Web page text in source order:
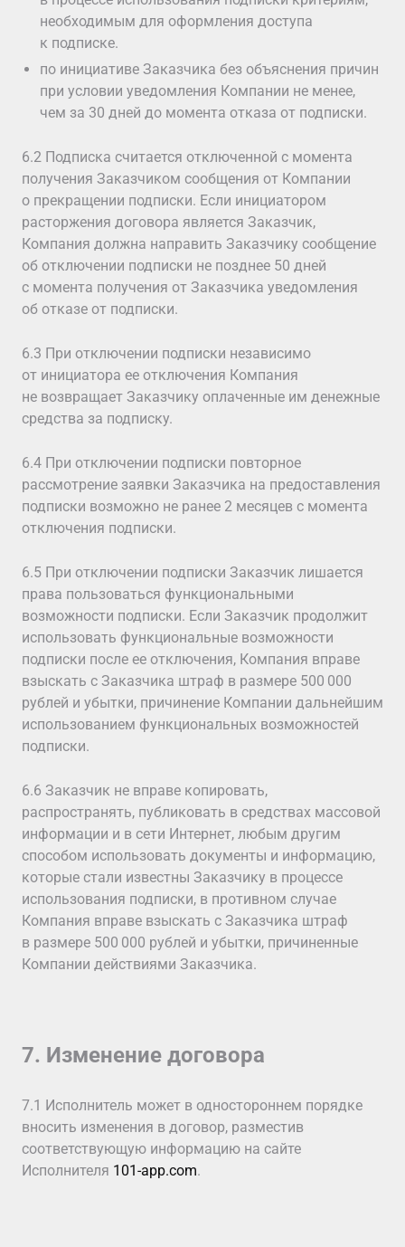
необходимым для оформления доступа
к подписке.
по инициативе Заказчика без объяснения причин
при условии уведомления Компании не менее,
чем за 30 дней до момента отказа от подписки.
6.2 Подписка считается отключенной с момента
получения Заказчиком сообщения от Компании
о прекращении подписки. Если инициатором
расторжения договора является Заказчик,
Компания должна направить Заказчику сообщение
об отключении подписки не позднее 50 дней
с момента получения от Заказчика уведомления
об отказе от подписки.
6.3 При отключении подписки независимо
от инициатора ее отключения Компания
не возвращает Заказчику оплаченные им денежные
средства за подписку.
6.4 При отключении подписки повторное
рассмотрение заявки Заказчика на предоставления
подписки возможно не ранее 2 месяцев с момента
отключения подписки.
6.5 При отключении подписки Заказчик лишается
права пользоваться функциональными
возможности подписки. Если Заказчик продолжит
использовать функциональные возможности
подписки после ее отключения, Компания вправе
взыскать с Заказчика штраф в размере 500 000
рублей и убытки, причинение Компании дальнейшим
использованием функциональных возможностей
подписки.
6.6 Заказчик не вправе копировать,
распространять, публиковать в средствах массовой
информации и в сети Интернет, любым другим
способом использовать документы и информацию,
которые стали известны Заказчику в процессе
использования подписки, в противном случае
Компания вправе взыскать с Заказчика штраф
в размере 500 000 рублей и убытки, причиненные
Компании действиями Заказчика.
7. Изменение договора
7.1 Исполнитель может в одностороннем порядке
вносить изменения в договор, разместив
соответствующую информацию на сайте
Исполнителя 101-app.com.